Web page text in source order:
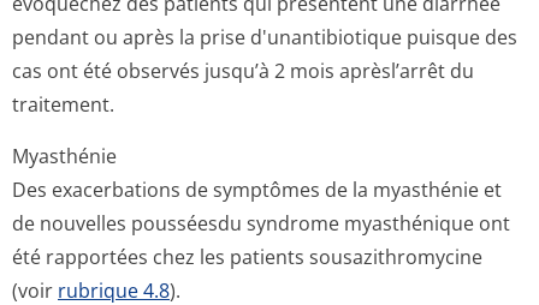
pendant ou après la prise d'unantibiotique puisque des
cas ont été observés jusqu’à 2 mois aprèsl’arrêt du
traitement.
Myasthénie
Des exacerbations de symptômes de la myasthénie et
de nouvelles pousséesdu syndrome myasthénique ont
été rapportées chez les patients sousazithromycine
(voir rubrique 4.8).